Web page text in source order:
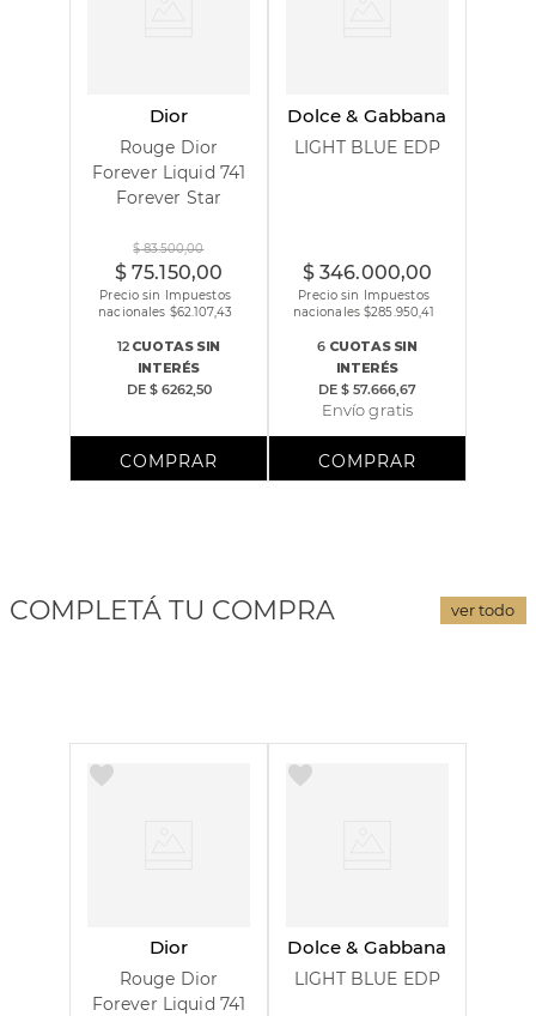
Notas de Corazón
Notas de Fondo
Dior
Rouge Dior
Forever Liquid 741
Forever Star
$ 83.500,00
$ 75.150,00
Precio sin Impuestos
nacionales $62.107,43
12CUOTAS SIN
INTERÉS
DE $ 6262,50
Dolce & Gabbana
LIGHT BLUE EDP
$ 346.000,00
Precio sin Impuestos
nacionales $285.950,41
6CUOTAS SIN
INTERÉS
DE $ 57.666,67
Envío gratis
COMPLETÁ TU COMPRA ver todo
Dior
Rouge Dior
Forever Liquid 741
Dolce & Gabbana
LIGHT BLUE EDP